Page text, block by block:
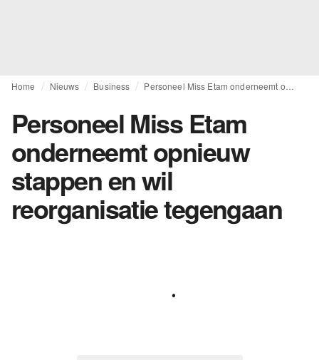
Home Nieuws Business
Personeel Miss Etam
onderneemt opnieuw
stappen en wil
reorganisatie tegengaan